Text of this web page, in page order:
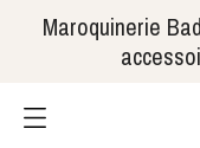
Maroquinerie